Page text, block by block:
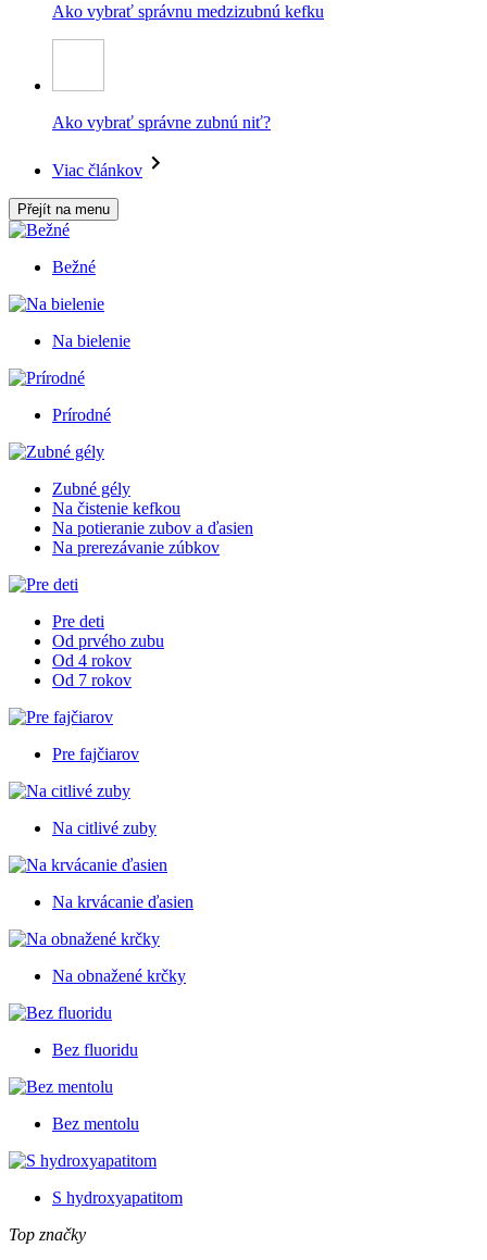
Ako vybrať správnu medzizubnú kefku
Ako vybrať správne zubnú niť?
Viac článkov
Přejít na menu
Bežné
Na bielenie
Prírodné
Zubné gély
Na čistenie kefkou
Na potieranie zubov a ďasien
Na prerezávanie zúbkov
Pre deti
Od prvého zubu
Od 4 rokov
Od 7 rokov
Pre fajčiarov
Na citlivé zuby
Na krvácanie ďasien
Na obnažené krčky
Bez fluoridu
Bez mentolu
S hydroxyapatitom
Top značky